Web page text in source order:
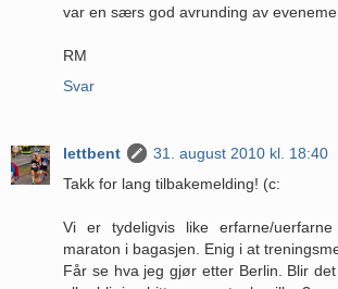
var en særs god avrunding av
RM
Svar
lettbent
31. august 2010 kl. 18:40
Takk for lang tilbakemelding! (c:
Vi er tydeligvis like erfarne/
maraton i bagasjen. Enig i at
Får se hva jeg gjør etter Berlin. Blir